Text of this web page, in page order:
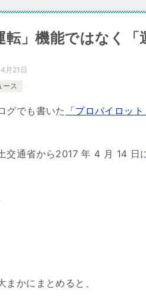
転」機能ではなく「
月21日
ース
グでも書いた 「プロパイロッ
交通省から2017 年 4 月 14 日
まかにまとめると、